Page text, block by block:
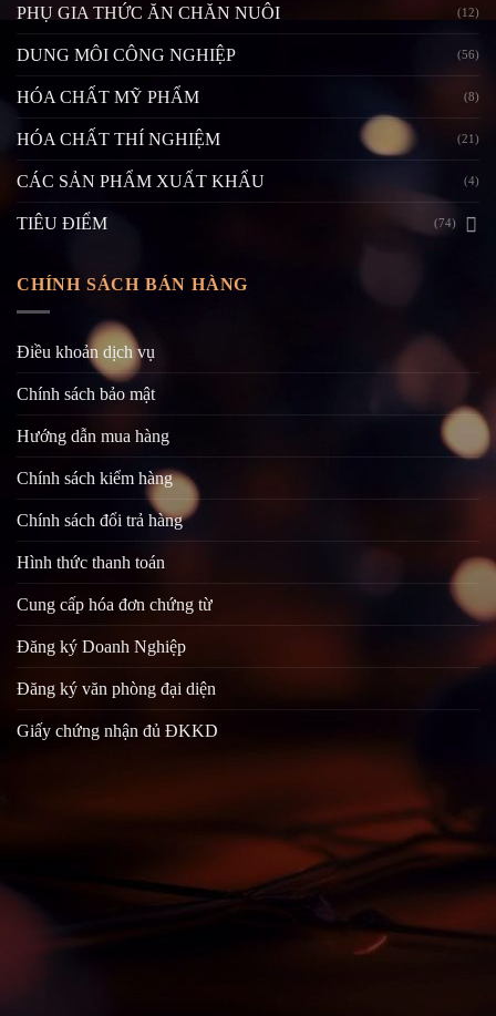
PHỤ GIA THỨC ĂN CHĂN NUÔI (12)
DUNG MÔI CÔNG NGHIỆP (56)
HÓA CHẤT MỸ PHẨM (8)
HÓA CHẤT THÍ NGHIỆM (21)
CÁC SẢN PHẨM XUẤT KHẨU (4)
TIÊU ĐIỂM (74)
CHÍNH SÁCH BÁN HÀNG
Điều khoản dịch vụ
Chính sách bảo mật
Hướng dẫn mua hàng
Chính sách kiểm hàng
Chính sách đổi trả hàng
Hình thức thanh toán
Cung cấp hóa đơn chứng từ
Đăng ký Doanh Nghiệp
Đăng ký văn phòng đại diện
Giấy chứng nhận đủ ĐKKD